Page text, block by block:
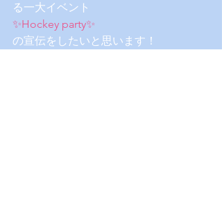
る一大イベント
✨Hockey party✨
の宣伝をしたいと思います！